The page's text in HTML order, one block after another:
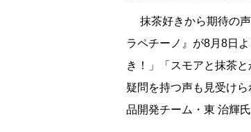
抹茶好きから期待の声
ラペチーノ』が8月8日
き！」「スモアと抹茶
疑問を持つ声も見受け
品開発チーム・東 治輝氏